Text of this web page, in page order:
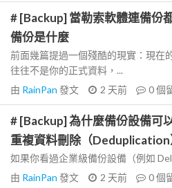
# [Backup] 當勒索軟體連備份
備份是什麼
前面幾篇提過一個殘酷的現實：現在
往往不是你的正式資料，...
由 RainPan 發文 2 天前 0個
# [Backup] 為什麼備份設備可
重複資料刪除（Deduplication
如果你看過企業級備份設備（例如
由 RainPan 發文 2 天前 0個